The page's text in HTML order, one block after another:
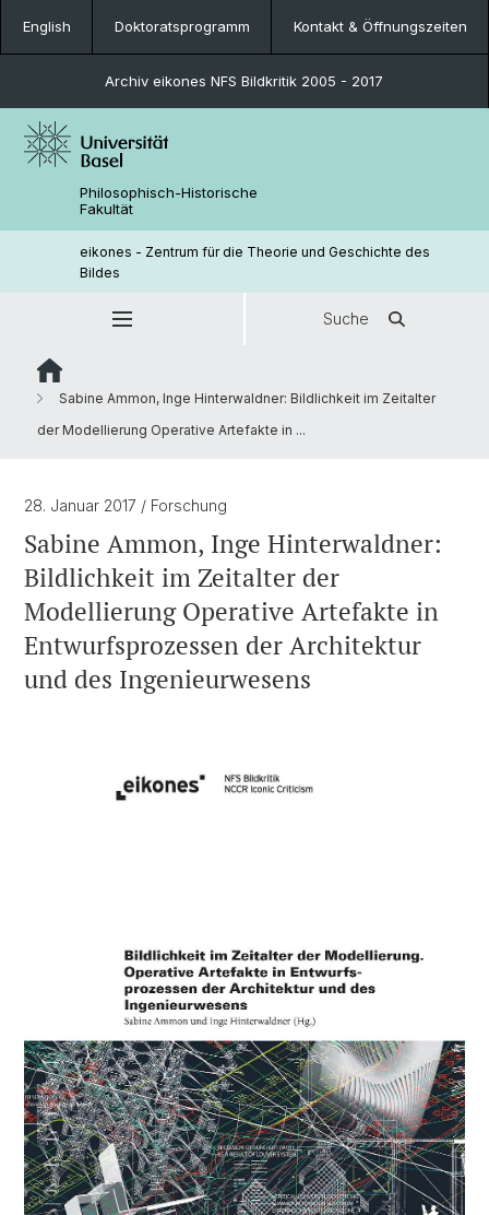
English Doktoratsprogramm Kontakt & Öffnungszeiten
Archiv eikones NFS Bildkritik 2005 - 2017
Philosophisch-Historische
Fakultät
eikones - Zentrum für die Theorie und Geschichte des
Bildes
Suche
Sabine Ammon, Inge Hinterwaldner: Bildlichkeit im Zeitalter
der Modellierung Operative Artefakte in ...
28. Januar 2017 / Forschung
Sabine Ammon, Inge Hinterwaldner:
Bildlichkeit im Zeitalter der
Modellierung Operative Artefakte in
Entwurfsprozessen der Architektur
und des Ingenieurwesens